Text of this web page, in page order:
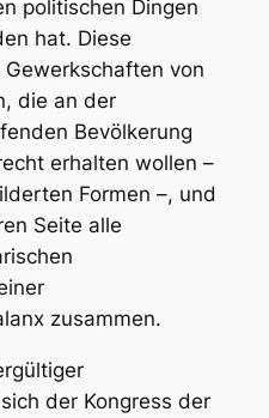
politischen Dingen
hat. Diese
von
die an der
Bevölkerung
erhalten wollen –
Formen –, und
Seite alle
zusammen.
der Kongress der